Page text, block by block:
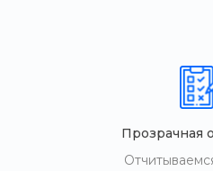
Прозрачная